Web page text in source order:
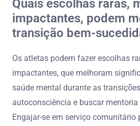
Quais escolhas raras,
impactantes, podem
transição bem-
Os atletas podem fazer escolhas
impactantes, que melhoram
saúde mental durante as
autoconsciência e buscar
Engajar-se em serviço comunitário